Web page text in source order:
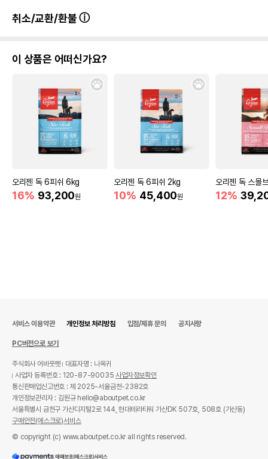
취소/교환/환불
이 상품은 어떠신가요?
오리젠 독 6피쉬 6kg
16% 93,200원
오리젠 독 6피쉬 2kg
10% 45,400원
오리젠 독 스몰
12%
서비스 이용약관 개인정보 처리방침 입점/제휴 문의 공지사항
PC버전으로 보기
주식회사 어바웃펫
대표자명 : 나옥귀
사업자 등록번호 : 120-87-90035사업자정보확인
통신판매업신고번호 : 제 2025-서울금천-2382호
개인정보관리자 : 김원규 hello@aboutpet.co.kr
서울특별시 금천구 가산디지털2로 144, 현대테라타워 가산DK 507호, 508호 (가산동)
구매안전(에스크로)서비스
© copyright (c) www.aboutpet.co.kr all rights reserved.